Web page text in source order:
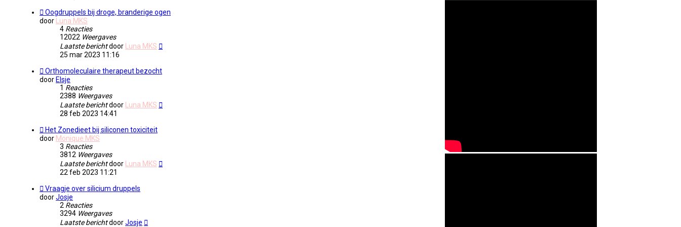
Oogdruppels bij droge, branderige ogen
door Luna MKS
4 Reacties
12022 Weergaves
Laatste berichtdoor Luna MKS
25 mar 2023 11:16
Orthomoleculaire therapeut bezocht
door Elsje
1 Reacties
2388 Weergaves
Laatste berichtdoor Luna MKS
28 feb 2023 14:41
Het Zonedieet bij siliconen toxiciteit
door Monique MKS
3 Reacties
3812 Weergaves
Laatste berichtdoor Luna MKS
22 feb 2023 11:21
Vraagje over silicium druppels
doorJosje
2 Reacties
3294 Weergaves
Laatste berichtdoorJosje